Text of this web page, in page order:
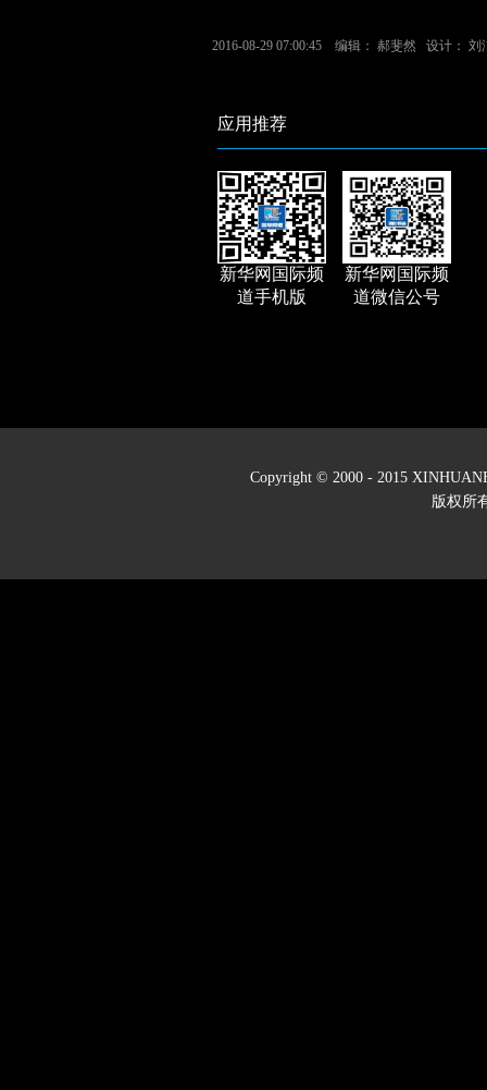
2016-08-29 07:00:45 编辑： 郝斐然 设计： 刘
应用推荐
新华网国际频
道手机版
新华网国际频
道微信公号
Copyright © 2000 - 2015
版权所